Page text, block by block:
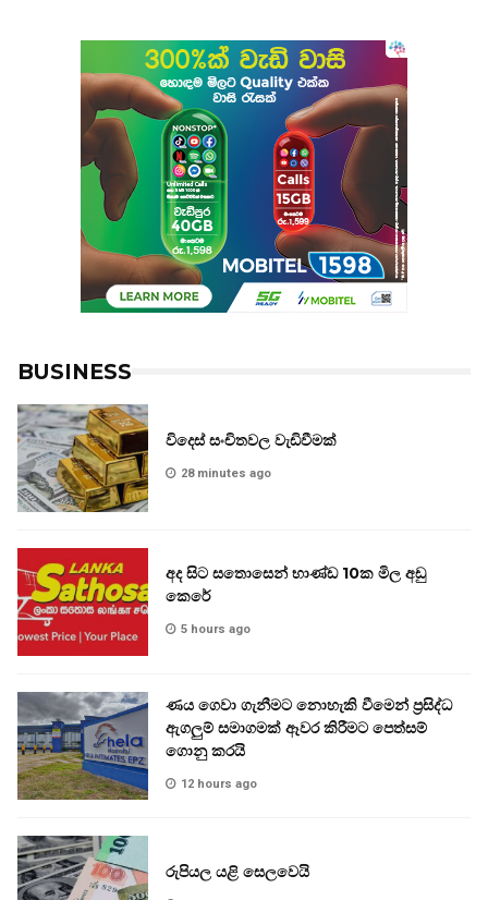
BUSINESS
විදෙස් සංචිතවල වැඩිවීමක්
28 minutes ago
අද සිට සතොසෙන් භාණ්ඩ 10ක මිල අඩු
කෙරේ
5 hours ago
ණය ගෙවා ගැනීමට නොහැකි වීමෙන් ප්‍රසිද්ධ
ඇගලුම් සමාගමක් ඈවර කිරීමට පෙත්සම්
ගොනු කරයි
12 hours ago
රුපියල යළි සෙලවෙයි